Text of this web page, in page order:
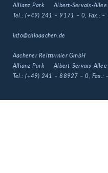
Allianz Park
Albert-Servais-
Tel.:(+49) 241 – 9171 – 0 , Fax.: –
info@chioaachen.de
Aachener Reitturnier GmbH
Allianz Park
Albert-Servais-
Tel.:(+49) 241 – 88927 – 0 , Fax.: